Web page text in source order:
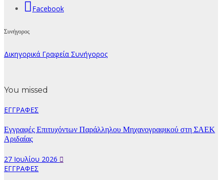
Facebook
Συνήγορος
Δικηγορικά Γραφεία Συνήγορος
You missed
ΕΓΓΡΑΦΕΣ
Εγγραφές Επιτυχόντων Παράλληλου Μηχανογραφικού στη ΣΑΕΚ
Αριδαίας
27 Ιουλίου 2026
ΕΓΓΡΑΦΕΣ